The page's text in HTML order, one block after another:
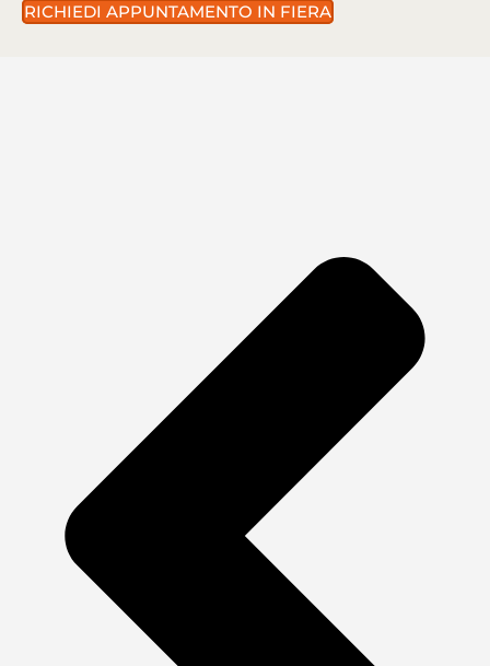
RICHIEDI APPUNTAMENTO IN FIERA